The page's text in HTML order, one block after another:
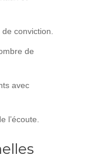
conviction.
de
avec
l’écoute.